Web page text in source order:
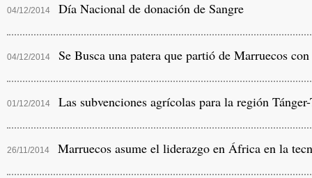
04/12/2014 Día Nacional de donación de Sangre
04/12/2014 Se Busca una patera que partió de Marruecos
01/12/2014 Las subvenciones agrícolas para la región
26/11/2014 Marruecos asume el liderazgo en África en la